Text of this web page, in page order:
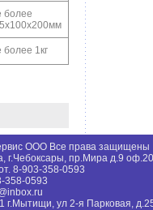
более
более 1кг
ООО Все права защищены
г.Чебоксары, пр.Мира д.9
8-903-358-0593
358-0593
г.Мытищи, ул 2-я Парковая,